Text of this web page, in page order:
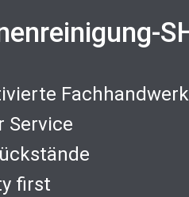
Service
first